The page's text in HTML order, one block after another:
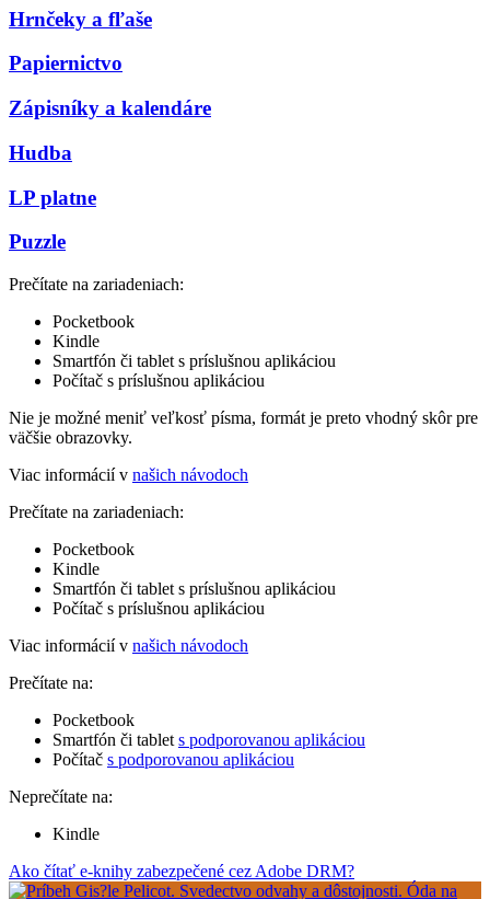
Hrnčeky a fľaše
Papiernictvo
Zápisníky a kalendáre
Hudba
LP platne
Puzzle
Prečítate na zariadeniach:
Pocketbook
Kindle
Smartfón či tablet s príslušnou aplikáciou
Počítač s príslušnou aplikáciou
Nie je možné meniť veľkosť písma, formát je preto vhodný skôr pre
väčšie obrazovky.
Viac informácií v našich návodoch
Prečítate na zariadeniach:
Pocketbook
Kindle
Smartfón či tablet s príslušnou aplikáciou
Počítač s príslušnou aplikáciou
Viac informácií v našich návodoch
Prečítate na:
Pocketbook
Smartfón či tablet s podporovanou aplikáciou
Počítač s podporovanou aplikáciou
Neprečítate na:
Kindle
Ako čítať e-knihy zabezpečené cez Adobe DRM?